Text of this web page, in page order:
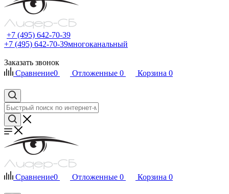
+7 (495) 642-70-39
+7 (495) 642-70-39многоканальный
Заказать звонок
Сравнение0 Отложенные 0 Корзина 0
Сравнение0 Отложенные 0 Корзина 0